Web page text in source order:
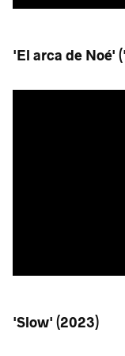
'El arca de Noé'
'Slow' (2023)